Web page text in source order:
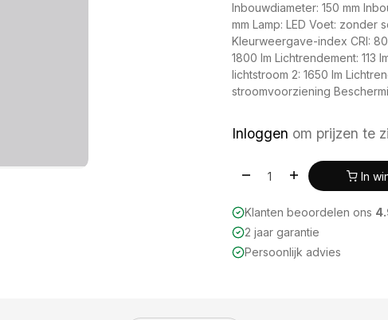
Inbouwdiameter: 150 mm
mm Lamp: LED Voet:
Kleurweergave-index CRI:
1800 lm Lichtrendement: 113
lichtstroom 2: 1650 lm
stroomvoorziening
Inloggen om prijzen te
In
Klanten beoordelen ons
2 jaar garantie
Persoonlijk advies